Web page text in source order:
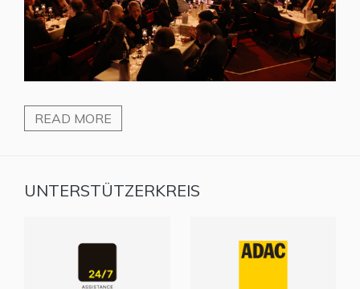
READ MORE
UNTERSTÜTZERKREIS